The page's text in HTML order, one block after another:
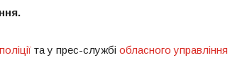
та у прес-службі обласного управління